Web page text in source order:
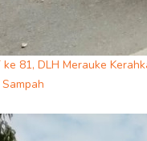
81, DLH Merauke